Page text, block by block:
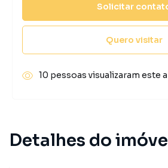
Detalhes do
Solicitar
Quero visitar
10 pessoas visualizaram este